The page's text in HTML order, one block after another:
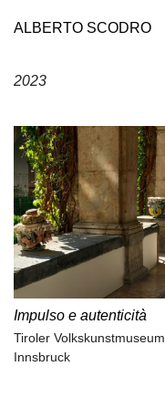
ALBERTO SCODRO
2023
Impulso e autenticità
Tiroler Volkskunstmuseum,
Innsbruck